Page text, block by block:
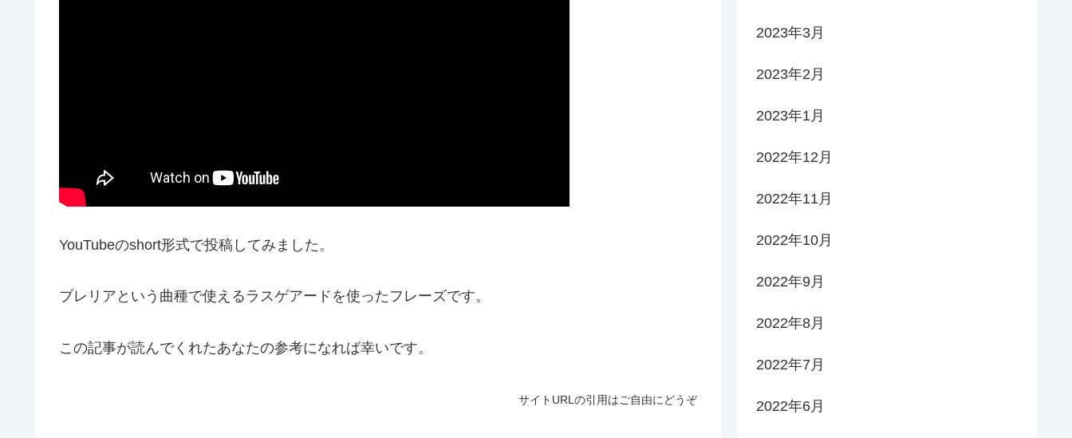
YouTubeのshort形式で投稿してみました。
ブレリアという曲種で使えるラスゲアードを使ったフレーズです。
この記事が読んでくれたあなたの参考になれば幸いです。
サイトURLの引用はご自由にどうぞ
2023年3月
2023年2月
2023年1月
2022年12月
2022年11月
2022年10月
2022年9月
2022年8月
2022年7月
2022年6月